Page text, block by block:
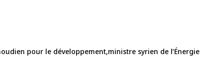
pour le développement ministre syrien de l’Énergie